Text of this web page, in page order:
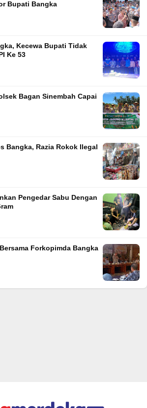
di Kantor Bupati Bangka
Kecewa Bupati Tidak
Ke 53
Bagan Sinembah Capai
Bangka, Razia Rokok Ilegal
Pengedar Sabu Dengan
Forkopimda Bangka